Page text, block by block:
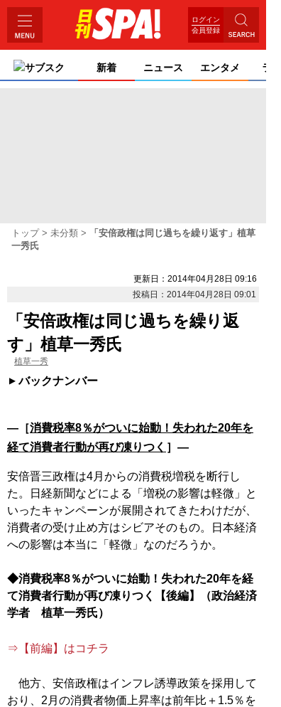
ログイン
会員登録
サブスク 新着 ニュース エンタメ ライ
トップ 未分類
「安倍政権は同じ過ちを繰り返す」植草
一秀氏
更新日：2014年04月28日 09:16
投稿日：2014年04月28日 09:01
「安倍政権は同じ過ちを繰り返
す」植草一秀氏
植草一秀
バックナンバー
―［消費税率8％がついに始動！失われた20年を
経て消費者行動が再び凍りつく ］―
安倍晋三政権は4月からの消費税増税を断行し
た。日経新聞などによる「増税の影響は軽微」と
いったキャンペーンが展開されてきたわけだが、
消費者の受け止め方はシビアそのもの。日本経済
への影響は本当に「軽微」なのだろうか。
◆消費税率8％がついに始動！失われた20年を経
て消費者行動が再び凍りつく【後編】（政治経済
学者 植草一秀氏）
⇒【前編】はコチラ
他方、安倍政権はインフレ誘導政策を採用して
おり、2月の消費者物価上昇率は前年比＋1.5％を